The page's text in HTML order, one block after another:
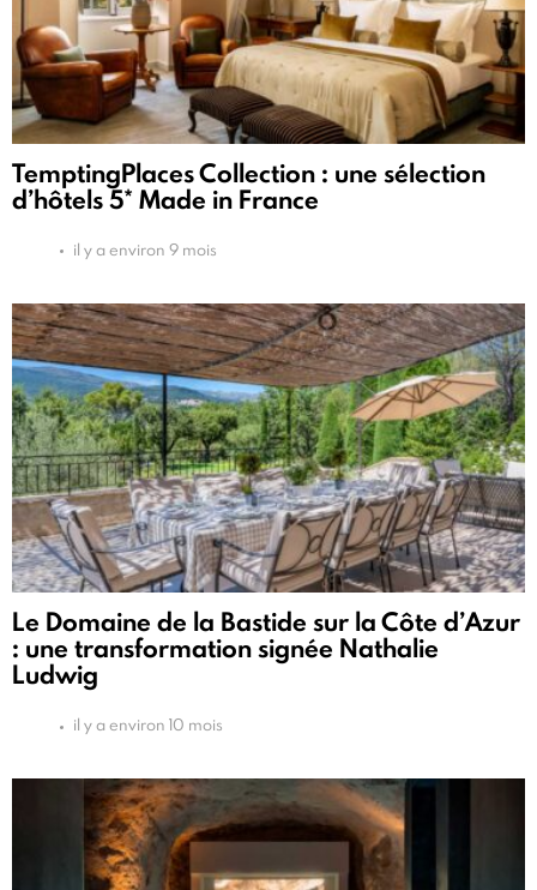
TemptingPlaces Collection : une sélection
d’hôtels 5* Made in France
il y a environ 9 mois
Le Domaine de la Bastide sur la Côte d’Azur
: une transformation signée Nathalie
Ludwig
il y a environ 10 mois